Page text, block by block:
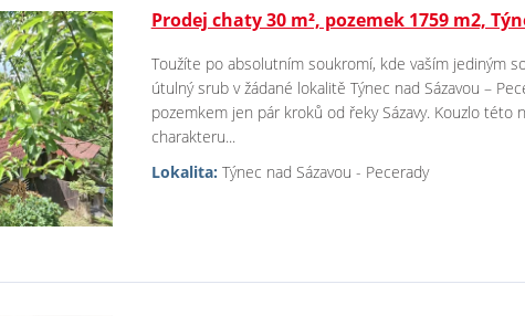
Prodej chaty 30 m², pozemek 1759 m2,
Toužíte po absolutním soukromí, kde vaším jediným
útulný srub v žádané lokalitě Týnec nad Sázavou –
pozemkem jen pár kroků od řeky Sázavy. Kouzlo
charakteru...
Lokalita: Týnec nad Sázavou - Pecerady